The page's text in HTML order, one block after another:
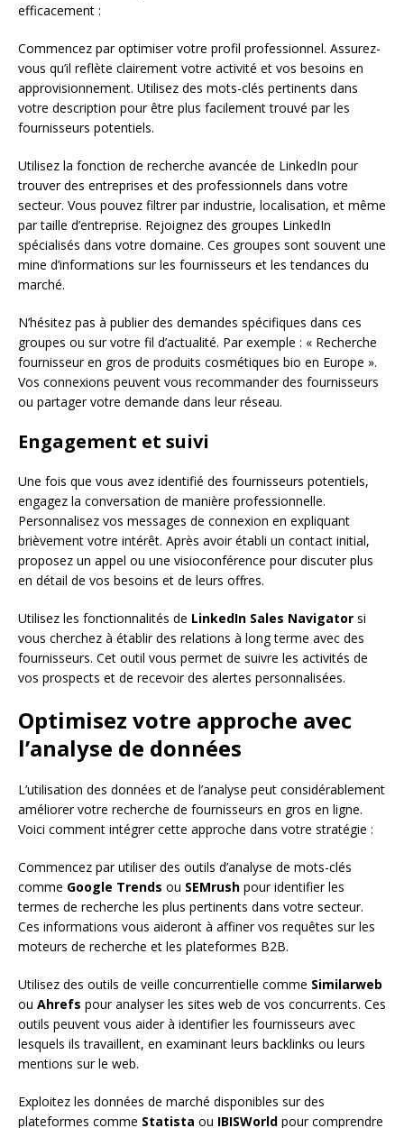
efficacement :
Commencez par optimiser votre profil professionnel. Assurez-
vous qu’il reflète clairement votre activité et vos besoins en
approvisionnement. Utilisez des mots-clés pertinents dans
votre description pour être plus facilement trouvé par les
fournisseurs potentiels.
Utilisez la fonction de recherche avancée de LinkedIn pour
trouver des entreprises et des professionnels dans votre
secteur. Vous pouvez filtrer par industrie, localisation, et même
par taille d’entreprise. Rejoignez des groupes LinkedIn
spécialisés dans votre domaine. Ces groupes sont souvent une
mine d’informations sur les fournisseurs et les tendances du
marché.
N’hésitez pas à publier des demandes spécifiques dans ces
groupes ou sur votre fil d’actualité. Par exemple : « Recherche
fournisseur en gros de produits cosmétiques bio en Europe ».
Vos connexions peuvent vous recommander des fournisseurs
ou partager votre demande dans leur réseau.
Engagement et suivi
Une fois que vous avez identifié des fournisseurs potentiels,
engagez la conversation de manière professionnelle.
Personnalisez vos messages de connexion en expliquant
brièvement votre intérêt. Après avoir établi un contact initial,
proposez un appel ou une visioconférence pour discuter plus
en détail de vos besoins et de leurs offres.
Utilisez les fonctionnalités de LinkedIn Sales Navigator si
vous cherchez à établir des relations à long terme avec des
fournisseurs. Cet outil vous permet de suivre les activités de
vos prospects et de recevoir des alertes personnalisées.
Optimisez votre approche avec
l’analyse de données
L’utilisation des données et de l’analyse peut considérablement
améliorer votre recherche de fournisseurs en gros en ligne.
Voici comment intégrer cette approche dans votre stratégie :
Commencez par utiliser des outils d’analyse de mots-clés
comme Google Trends ou SEMrush pour identifier les
termes de recherche les plus pertinents dans votre secteur.
Ces informations vous aideront à affiner vos requêtes sur les
moteurs de recherche et les plateformes B2B.
Utilisez des outils de veille concurrentielle comme Similarweb
ou Ahrefs pour analyser les sites web de vos concurrents. Ces
outils peuvent vous aider à identifier les fournisseurs avec
lesquels ils travaillent, en examinant leurs backlinks ou leurs
mentions sur le web.
Exploitez les données de marché disponibles sur des
plateformes comme Statista ou IBISWorld pour comprendre